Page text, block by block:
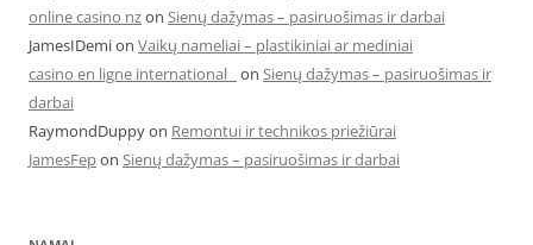
online casino nzon Sienų dažymas – pasiruošimas ir darbai
JamesIDemion Vaikų nameliai – plastikiniai ar mediniai
casino en ligne international
on Sienų dažymas – pasiruošimas ir
darbai
RaymondDuppyon Remontui ir technikos priežiūrai
JamesFepon Sienų dažymas – pasiruošimas ir darbai